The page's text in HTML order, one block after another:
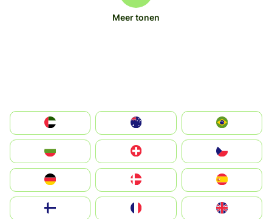
Meer tonen
الإمارات العربية المتحدة
Switzerland
Deutschland
United Kingdom